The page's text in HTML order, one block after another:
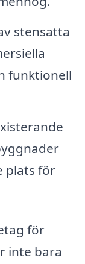
stensatta
funktionell
plats för
för
inte bara